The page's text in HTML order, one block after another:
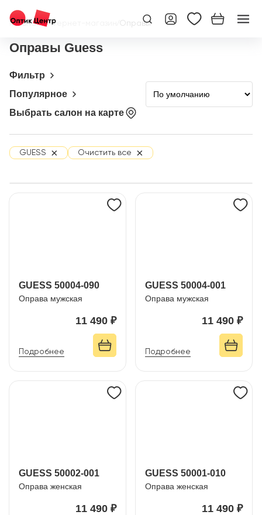
Главная/Интернет-магазин Оправы
Оправы Guess
Фильтр
Популярное
Выбрать салон на карте
GUESS × Очистить все ×
GUESS 50004-090
Оправа мужская
11 490 ₽
Подробнее
GUESS 50004-001
Оправа мужская
11 490 ₽
Подробнее
GUESS 50002-001
Оправа женская
11 490 ₽
GUESS 50001-010
Оправа женская
11 490 ₽